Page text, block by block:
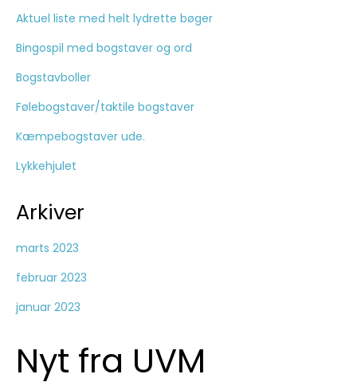
Aktuel liste med helt lydrette bøger
Bingospil med bogstaver og ord
Bogstavboller
Følebogstaver/taktile bogstaver
Kæmpebogstaver ude.
Lykkehjulet
Arkiver
marts 2023
februar 2023
januar 2023
Nyt fra UVM